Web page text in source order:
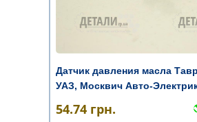
Датчик давления масла
УАЗ, Москвич Авто-
54.74 грн.